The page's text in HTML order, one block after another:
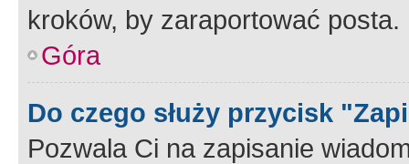
kroków, by zaraportować posta.
Góra
Do czego służy przycisk
Pozwala Ci na zapisanie